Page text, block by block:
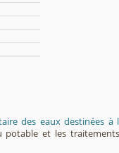
des eaux destinées
potable et les